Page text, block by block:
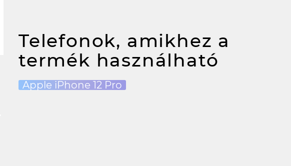
Telefonok, amikhez a
termék használható
Apple iPhone 12 Pro